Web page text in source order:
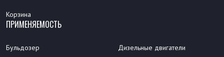
Корзина
ПРИМЕНЯЕМОСТЬ
Бульдозер Дизельные двигатели